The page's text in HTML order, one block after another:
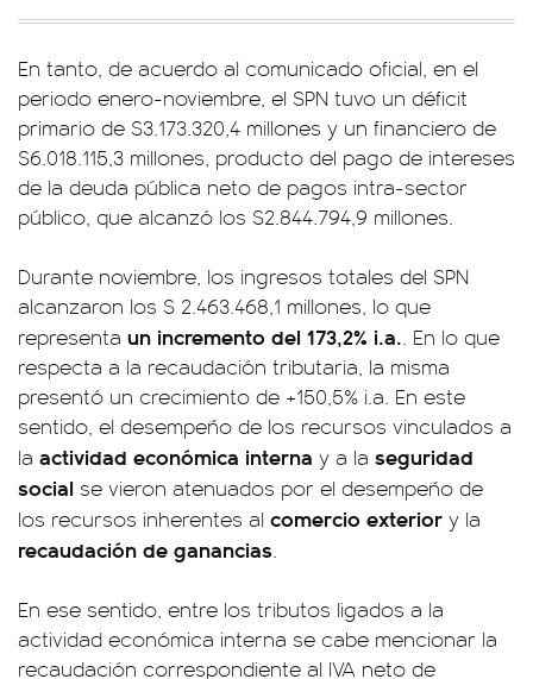
En tanto, de acuerdo al comunicado oficial, en el
periodo enero-noviembre, el SPN tuvo un déficit
primario de $3.173.320,4 millones y un financiero de
$6.018.115,3 millones, producto del pago de intereses
de la deuda pública neto de pagos intra-sector
público, que alcanzó los $2.844.794,9 millones.
Durante noviembre, los ingresos totales del SPN
alcanzaron los $ 2.463.468,1 millones, lo que
representa un incremento del 173,2% i.a.. En lo que
respecta a la recaudación tributaria, la misma
presentó un crecimiento de +150,5% i.a. En este
sentido, el desempeño de los recursos vinculados a
la actividad económica interna y a la seguridad
social se vieron atenuados por el desempeño de
los recursos inherentes al comercio exterior y la
recaudación de ganancias.
En ese sentido, entre los tributos ligados a la
actividad económica interna se cabe mencionar la
recaudación correspondiente al IVA neto de